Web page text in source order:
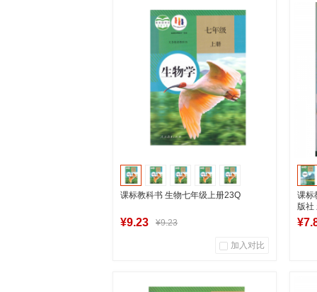
课标教科书 生物七年级上册23Q
¥9.23 ¥9.23
加入对比
商品销量
用户评论
课标
版社